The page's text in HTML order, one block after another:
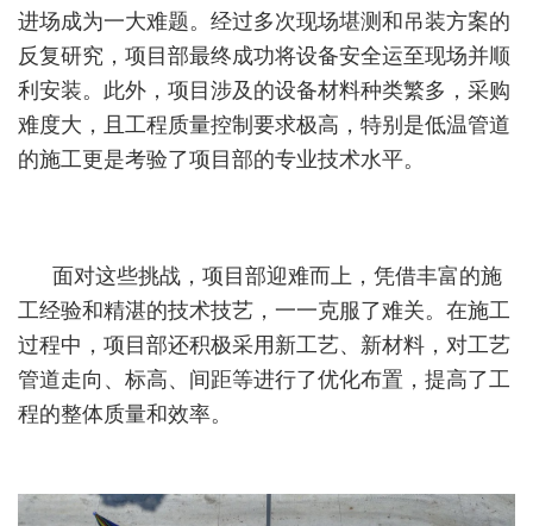
进场成为一大难题。经过多次现场堪测和吊装方案的
反复研究，项目部最终成功将设备安全运至现场并顺
利安装。此外，项目涉及的设备材料种类繁多，采购
难度大，且工程质量控制要求极高，特别是低温管道
的施工更是考验了项目部的专业技术水平。
面对这些挑战，项目部迎难而上，凭借丰富的施
工经验和精湛的技术技艺，一一克服了难关。在施工
过程中，项目部还积极采用新工艺、新材料，对工艺
管道走向、标高、间距等进行了优化布置，提高了工
程的整体质量和效率。